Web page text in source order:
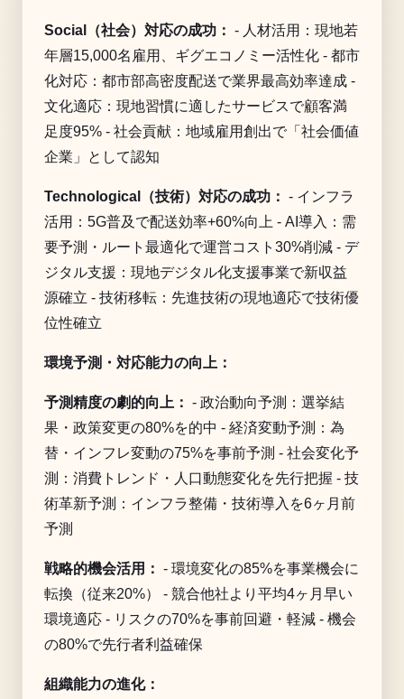
Social（社会）対応の成功： - 人材活用：現地若
年層15,000名雇用、ギグエコノミー活性化 - 都市
化対応：都市部高密度配送で業界最高効率達成 -
文化適応：現地習慣に適したサービスで顧客満
足度95% - 社会貢献：地域雇用創出で「社会価値
企業」として認知
Technological（技術）対応の成功： - インフラ
活用：5G普及で配送効率+60%向上 - AI導入：需
要予測・ルート最適化で運営コスト30%削減 - デ
ジタル支援：現地デジタル化支援事業で新収益
源確立 - 技術移転：先進技術の現地適応で技術優
位性確立
環境予測・対応能力の向上：
予測精度の劇的向上： - 政治動向予測：選挙結
果・政策変更の80%を的中 - 経済変動予測：為
替・インフレ変動の75%を事前予測 - 社会変化予
測：消費トレンド・人口動態変化を先行把握 - 技
術革新予測：インフラ整備・技術導入を6ヶ月前
予測
戦略的機会活用： - 環境変化の85%を事業機会に
転換（従来20%） - 競合他社より平均4ヶ月早い
環境適応 - リスクの70%を事前回避・軽減 - 機会
の80%で先行者利益確保
組織能力の進化：